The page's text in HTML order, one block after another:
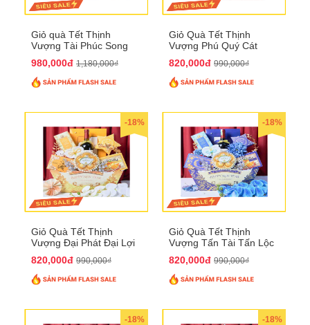
Giỏ quà Tết Thịnh
Vượng Tài Phúc Song
980,000đ 1,180,000₫
Giỏ Quà Tết Thịnh
Vượng Phú Quý Cát
820,000đ 990,000₫
-18%
Giỏ Quà Tết Thịnh
Vượng Đại Phát Đại Lợi
820,000đ 990,000₫
-18%
Giỏ Quà Tết Thịnh
Vượng Tấn Tài Tấn Lộc
820,000đ 990,000₫
-18% -18%